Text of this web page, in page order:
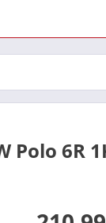
6R